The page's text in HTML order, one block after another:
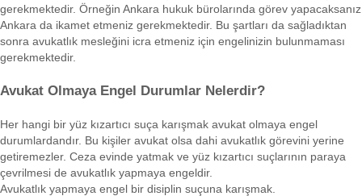
gerekmektedir. Örneğin Ankara hukuk bürolarında görev yapacaksanız
Ankara da ikamet etmeniz gerekmektedir. Bu şartları da sağladıktan
sonra avukatlık mesleğini icra etmeniz için engelinizin bulunmaması
gerekmektedir.
Avukat Olmaya Engel Durumlar Nelerdir?
Her hangi bir yüz kızartıcı suça karışmak avukat olmaya engel
durumlardandır. Bu kişiler avukat olsa dahi avukatlık görevini yerine
getiremezler. Ceza evinde yatmak ve yüz kızartıcı suçlarının paraya
çevrilmesi de avukatlık yapmaya engeldir.
Avukatlık yapmaya engel bir disiplin suçuna karışmak.